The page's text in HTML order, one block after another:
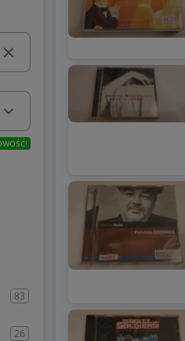
83
26